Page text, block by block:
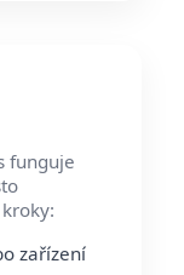
funguje
zařízení